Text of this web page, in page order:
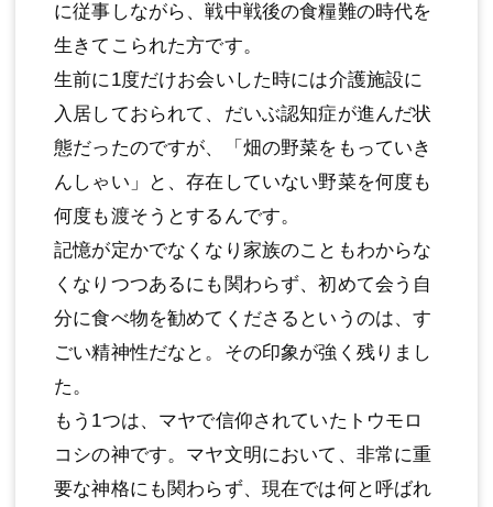
に従事しながら、戦中戦後の食糧難の時代を
生きてこられた方です。
生前に1度だけお会いした時には介護施設に
入居しておられて、だいぶ認知症が進んだ状
態だったのですが、「畑の野菜をもっていき
んしゃい」と、存在していない野菜を何度も
何度も渡そうとするんです。
記憶が定かでなくなり家族のこともわからな
くなりつつあるにも関わらず、初めて会う自
分に食べ物を勧めてくださるというのは、す
ごい精神性だなと。その印象が強く残りまし
た。
もう1つは、マヤで信仰されていたトウモロ
コシの神です。マヤ文明において、非常に重
要な神格にも関わらず、現在では何と呼ばれ